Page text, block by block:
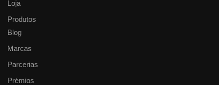
Loja
Produtos
Blog
Marcas
Parcerias
Prémios